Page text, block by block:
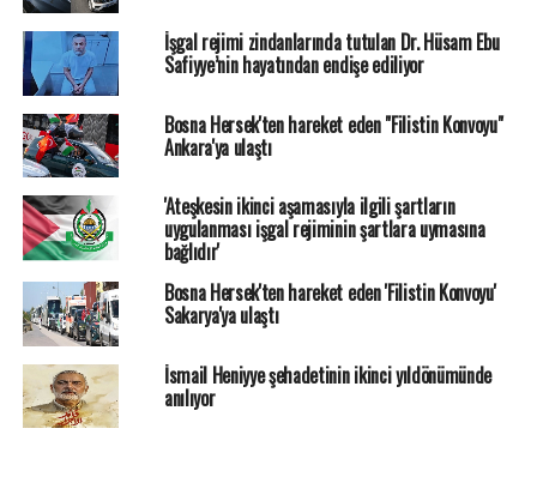
İşgal rejimi zindanlarında tutulan Dr. Hüsam Ebu
Safiyye’nin hayatından endişe ediliyor
Bosna Hersek'ten hareket eden "Filistin Konvoyu"
Ankara'ya ulaştı
'Ateşkesin ikinci aşamasıyla ilgili şartların
uygulanması işgal rejiminin şartlara uymasına
bağlıdır'
Bosna Hersek'ten hareket eden 'Filistin Konvoyu'
Sakarya'ya ulaştı
İsmail Heniyye şehadetinin ikinci yıldönümünde
anılıyor